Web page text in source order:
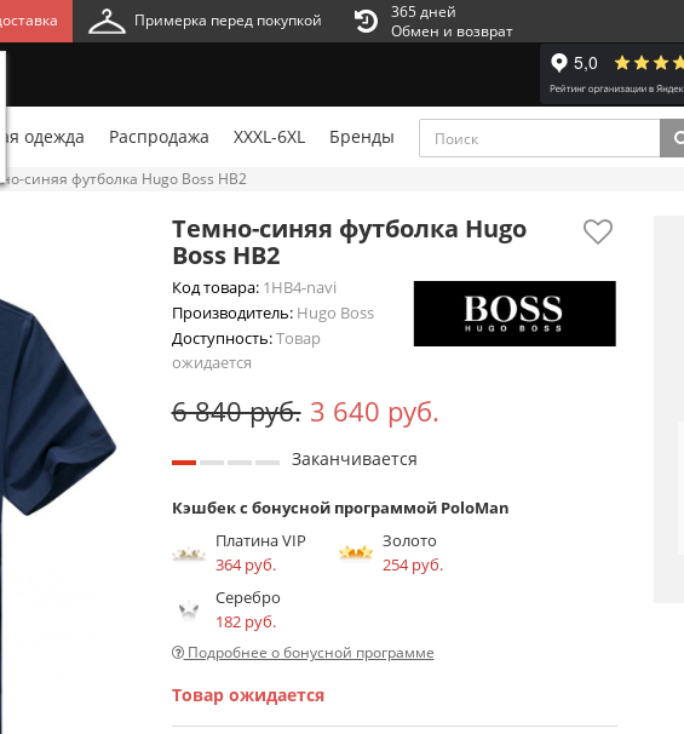
Примерка перед покупкой
365 дней
Обмен и возврат
одежда Распродажа XXXL-6XL Бренды
синяя футболка Hugo Boss HB2
Темно-синяя футболка Hugo
Boss HB2
Код товара:1HB4-navi
Производитель:Hugo Boss
Доступность:Товар
ожидается
6 840 руб. 3 640 руб.
Заканчивается
Кэшбек с бонусной программой PoloMan
Платина VIP
364 руб.
Золото
254 руб.
Серебро
182 руб.
Подробнее о бонусной программе
Товар ожидается